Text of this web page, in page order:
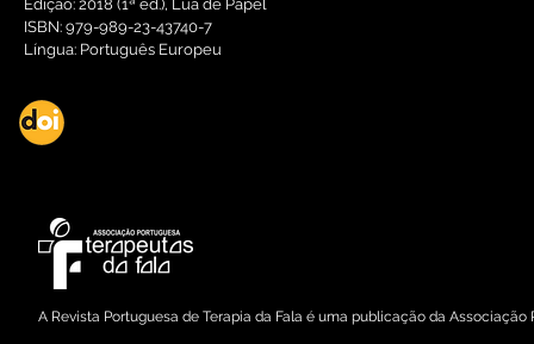
Edição: 2018 (1ª ed.), Lua de Papel
ISBN: 979-989-23-43740-7
Língua: Português Europeu
A Revista Portuguesa de Terapia da Fala é uma publicação da